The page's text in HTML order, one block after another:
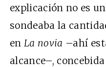
explicación no es
sondeaba la
enLa novia –ahí
alcance–,